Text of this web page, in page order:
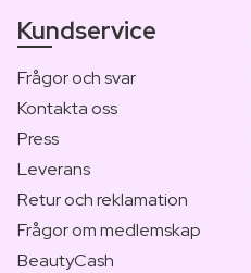
Kundservice
Frågor och svar
Kontakta oss
Press
Leverans
Retur och reklamation
Frågor om medlemskap
BeautyCash